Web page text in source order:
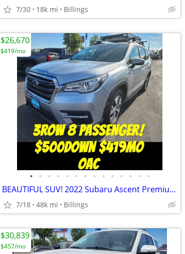
7/30 18k mi Billings
• • • • • • • • • • • • • •
BEAUTIFUL SUV! 2022 Subaru Ascent Premium 4WD $500Down $419mo OAC
7/18 48k mi Billings
$26,670
$419/mo
$30,839
$457/mo